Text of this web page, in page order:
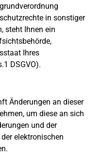
in sonstiger
steht Ihnen ein
Ihres
DSGVO).
Änderungen an dieser
um diese an sich
und der
elektronischen